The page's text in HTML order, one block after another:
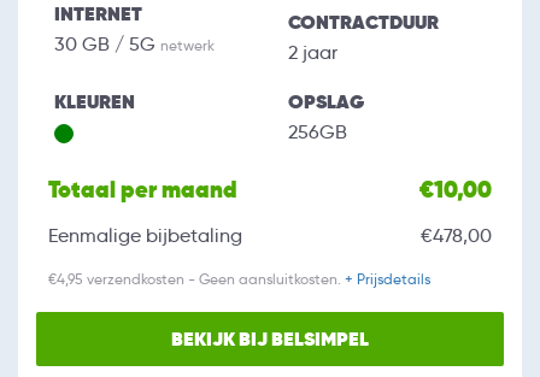
INTERNET
30 GB / 5G netwerk
CONTRACTDUUR
2 jaar
KLEUREN OPSLAG
256GB
Totaal per maand €10,00
Eenmalige bijbetaling €478,00
€4,95 verzendkosten - Geen aansluitkosten. + Prijsdetails
BEKIJK BIJ BELSIMPEL